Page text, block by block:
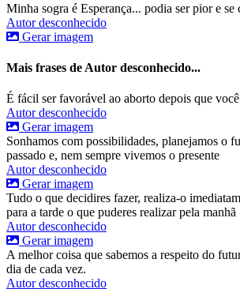
Minha sogra é Esperança... podia ser pior e se
Autor desconhecido
Gerar imagem
Mais frases de Autor desconhecido...
É fácil ser favorável ao aborto depois que você
Autor desconhecido
Gerar imagem
Sonhamos com possibilidades, planejamos o
passado e, nem sempre vivemos o presente
Autor desconhecido
Gerar imagem
Tudo o que decidires fazer, realiza-o
para a tarde o que puderes realizar pela manhã
Autor desconhecido
Gerar imagem
A melhor coisa que sabemos a respeito do
dia de cada vez.
Autor desconhecido